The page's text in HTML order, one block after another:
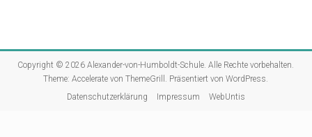
Copyright © 2026Alexander-von-Humboldt-Schule . Alle Rechte vorbehalten.
Theme:Accelerate von ThemeGrill. Präsentiert vonWordPress
Datenschutzerklärung
Impressum WebUntis